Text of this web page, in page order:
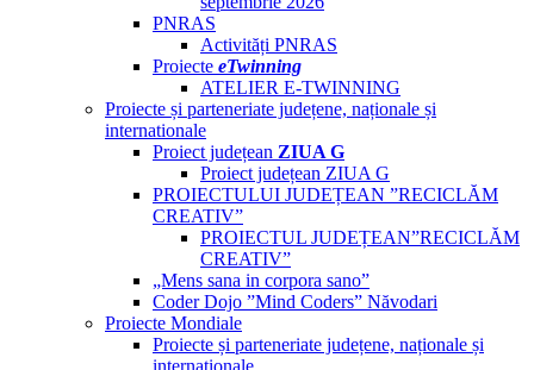
PNRAS
Activități PNRAS
Proiecte eTwinning
ATELIER E-TWINNING
Proiecte și parteneriate județene, naționale și
internationale
Proiect județean ZIUA G
Proiect județean ZIUA G
PROIECTULUI JUDEȚEAN ”RECICLĂM
CREATIV”
PROIECTUL JUDEȚEAN”RECICLĂM
CREATIV”
„Mens sana in corpora sano”
Coder Dojo ”Mind Coders” Năvodari
Proiecte Mondiale
Proiecte și parteneriate județene, naționale și